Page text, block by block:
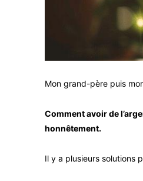
Mon grand-père puis
Comment avoir de
honnêtement.
Il y a plusieurs solutions